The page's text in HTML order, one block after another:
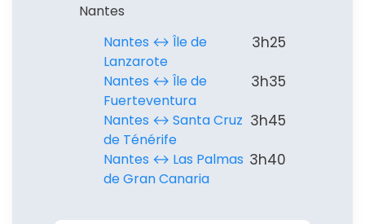
Nantes
Nantes ↔︎ Île de
Lanzarote
3h25
Nantes ↔︎ Île de
Fuerteventura
3h35
Nantes ↔︎ Santa Cruz
de Ténérife
3h45
Nantes ↔︎ Las Palmas
de Gran Canaria
3h40